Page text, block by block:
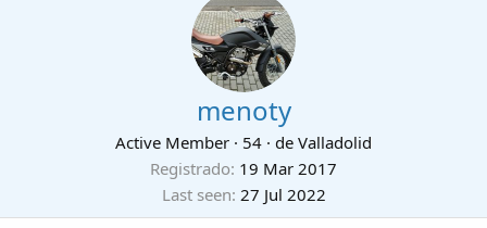
menoty
Active Member · 54 · de Valladolid
Registrado 19 Mar 2017
Last seen 27 Jul 2022